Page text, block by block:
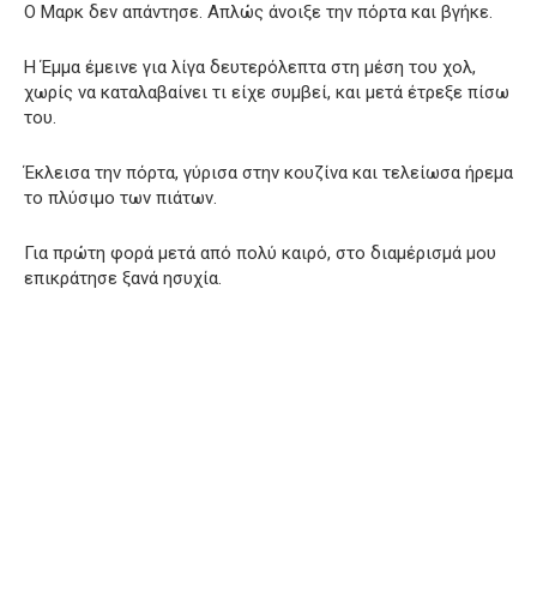
Ο Μαρκ δεν απάντησε. Απλώς άνοιξε την πόρτα και βγήκε.
Η Έμμα έμεινε για λίγα δευτερόλεπτα στη μέση του χολ,
χωρίς να καταλαβαίνει τι είχε συμβεί, και μετά έτρεξε πίσω
του.
Έκλεισα την πόρτα, γύρισα στην κουζίνα και τελείωσα ήρεμα
το πλύσιμο των πιάτων.
Για πρώτη φορά μετά από πολύ καιρό, στο διαμέρισμά μου
επικράτησε ξανά ησυχία.